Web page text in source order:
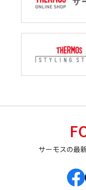
サーモスの最